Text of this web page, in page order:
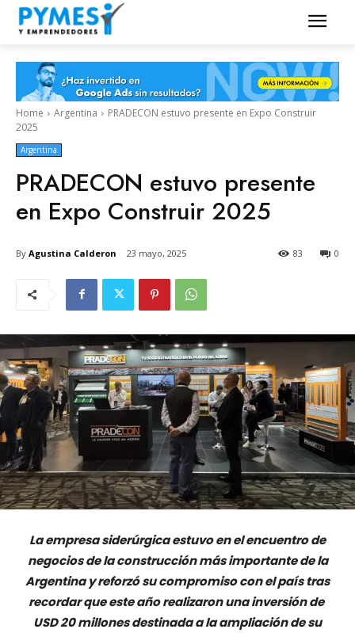
Home Argentina
PRADECON estuvo presente en Expo Construir
2025
Argentina
PRADECON estuvo presente
en Expo Construir 2025
By Agustina Calderon 23 mayo, 2025 0
83
La empresa siderúrgica estuvo en el encuentro de
negocios de la construcción más importante de la
Argentina y reforzó su compromiso con el país tras
recordar que este año realizaron una inversión de
USD 20 millones destinada a la ampliación de su